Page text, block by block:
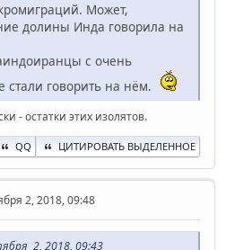
Может,
долины Инда говорила на
с очень
говорить на нём.
- остатки этих изолятов.
QQ ЦИТИРОВАТЬ ВЫДЕЛЕННОЕ
2, 2018, 09:48
2, 2018, 09:43